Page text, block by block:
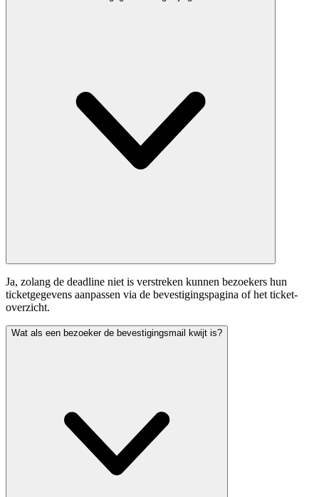
Ja, zolang de deadline niet is verstreken kunnen bezoekers hun
ticketgegevens aanpassen via de bevestigingspagina of het ticket-
overzicht.
Wat als een bezoeker de bevestigingsmail kwijt is?